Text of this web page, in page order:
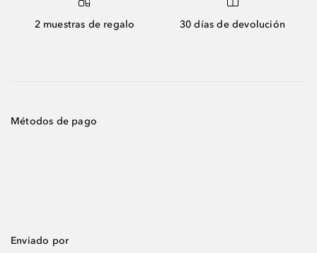
2 muestras de regalo 30 días de devolución
Métodos de pago
Enviado por